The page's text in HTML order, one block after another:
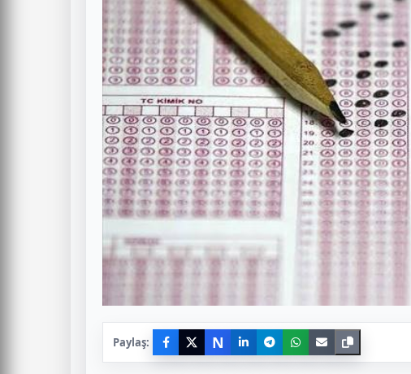
Paylaş: N